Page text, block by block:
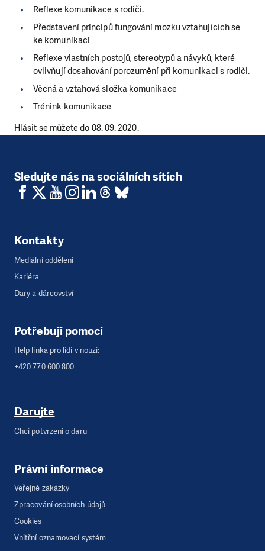
Reflexe komunikace s rodiči.
Představení principů fungování mozku vztahujících se
ke komunikaci
Reflexe vlastních postojů, stereotypů a návyků, které
ovlivňují dosahování porozumění při komunikaci s rodiči.
Věcná a vztahová složka komunikace
Trénink komunikace
Hlásit se můžete do 08. 09. 2020.
Sledujte nás na sociálních sítích
Kontakty
Mediální oddělení
Kariéra
Dary a dárcovství
Potřebuji pomoci
Help linka pro lidi v nouzi:
+420 770 600 800
Darujte
Chci potvrzení o daru
Právní informace
Veřejné zakázky
Zpracování osobních údajů
Cookies
Vnitřní oznamovací systém